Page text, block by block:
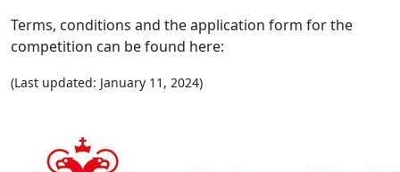
Terms, conditions and the application form for the
competition can be found here:
(Last updated: January 11, 2024)